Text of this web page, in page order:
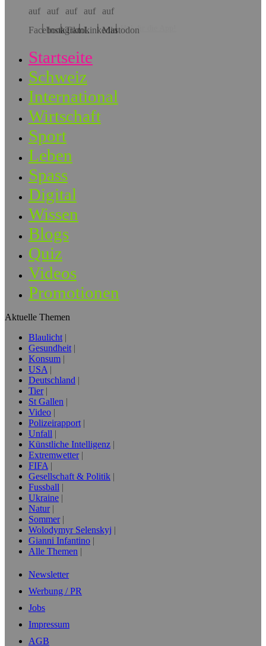
Hol dir die App!
Startseite
Schweiz
International
Wirtschaft
Sport
Leben
Spass
Digital
Wissen
Blogs
Quiz
Videos
Promotionen
Aktuelle Themen
Blaulicht
Gesundheit
Konsum
USA
Deutschland
Tier
St Gallen
Video
Polizeirapport
Unfall
Künstliche Intelligenz
Extremwetter
FIFA
Gesellschaft & Politik
Fussball
Ukraine
Natur
Sommer
Wolodymyr Selenskyj
Gianni Infantino
Alle Themen
Newsletter
Werbung / PR
Jobs
Impressum
AGB